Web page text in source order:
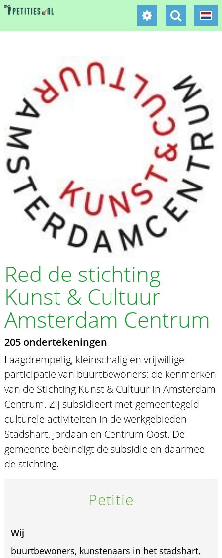
Red de stichting
Kunst & Cultuur
Amsterdam Centrum
205 ondertekeningen
Laagdrempelig, kleinschalig en vrijwillige
participatie van buurtbewoners; de kenmerken
van de Stichting Kunst & Cultuur in Amsterdam
Centrum. Zij subsidieert met gemeentegeld
culturele activiteiten in de werkgebieden
Stadshart, Jordaan en Centrum Oost. De
gemeente beëindigt de subsidie en daarmee
de stichting.
Petitie
Wij
buurtbewoners, kunstenaars in het stadshart,